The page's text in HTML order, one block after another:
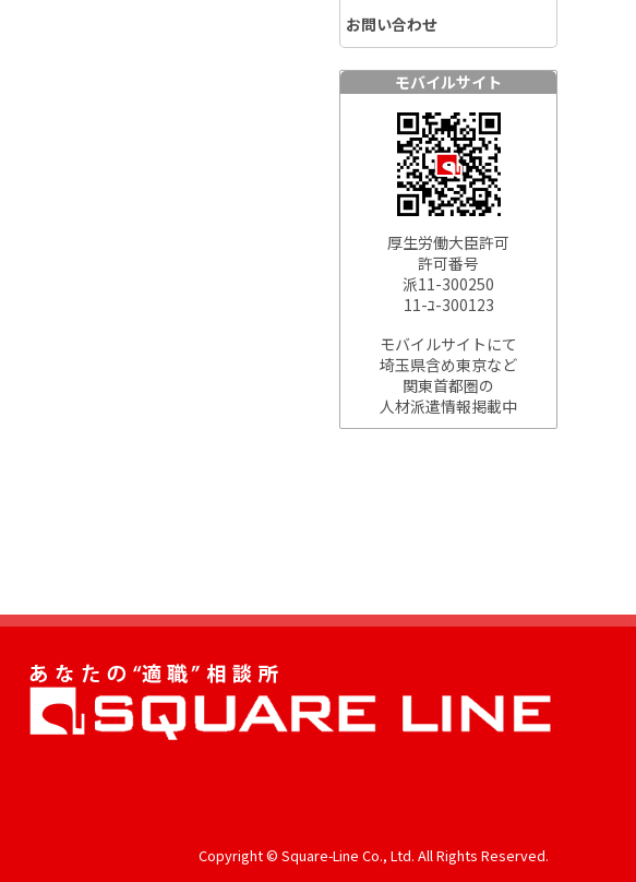
お問い合わせ
モバイルサイト
厚生労働大臣許可
許可番号
派11-300250
11-ﾕ-300123
モバイルサイトにて
埼玉県含め東京など
関東首都圏の
人材派遣情報掲載中
Copyright © Square-Line Co., Ltd. All Rights Reserved.